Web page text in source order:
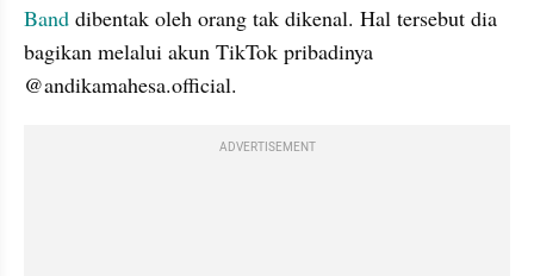
Band dibentak oleh orang tak dikenal. Hal tersebut dia
bagikan melalui akun TikTok pribadinya
@andikamahesa.official.
ADVERTISEMENT